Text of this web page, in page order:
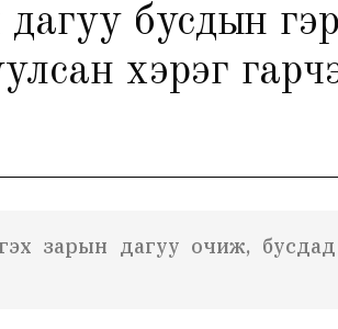
дагуу бусдын
хэрэг
зарын дагуу очиж, бусдад